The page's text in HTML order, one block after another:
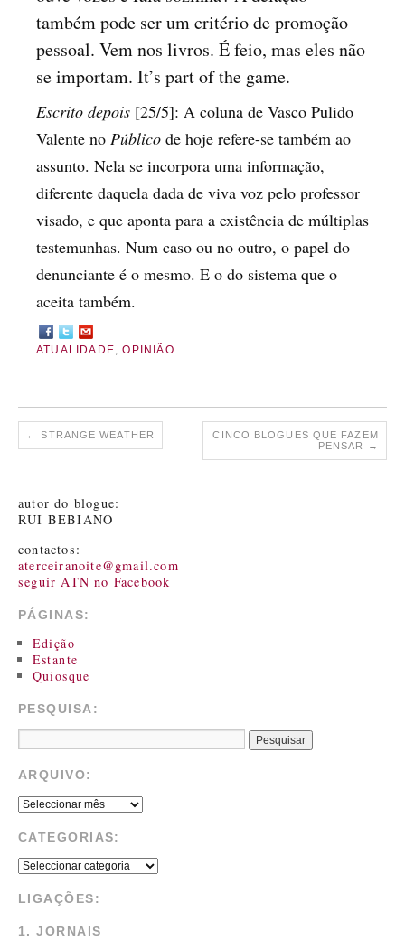
também pode ser um critério de promoção
pessoal. Vem nos livros. É feio, mas eles não
se importam. It’s part of the game.
Escrito depois [25/5]: A coluna de Vasco Pulido
Valente no Público de hoje refere-se também ao
assunto. Nela se incorpora uma informação,
diferente daquela dada de viva voz pelo professor
visado, e que aponta para a existência de múltiplas
testemunhas. Num caso ou no outro, o papel do
denunciante é o mesmo. E o do sistema que o
aceita também.
ATUALIDADE,OPINIÃO.
← STRANGE WEATHER
CINCO BLOGUES QUE FAZEM
PENSAR
→
autor do blogue:
RUI BEBIANO
contactos:
aterceiranoite@gmail.com
seguir ATN no Facebook
PÁGINAS:
Edição
Estante
Quiosque
PESQUISA:
ARQUIVO:
CATEGORIAS:
LIGAÇÕES:
1. JORNAIS